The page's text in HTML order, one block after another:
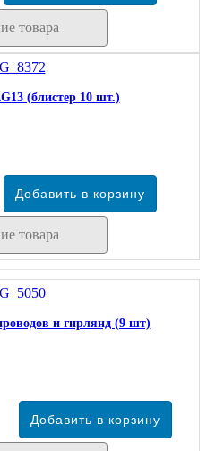
товара
(блистер 10 шт.)
товара
и гирлянд (9 шт)